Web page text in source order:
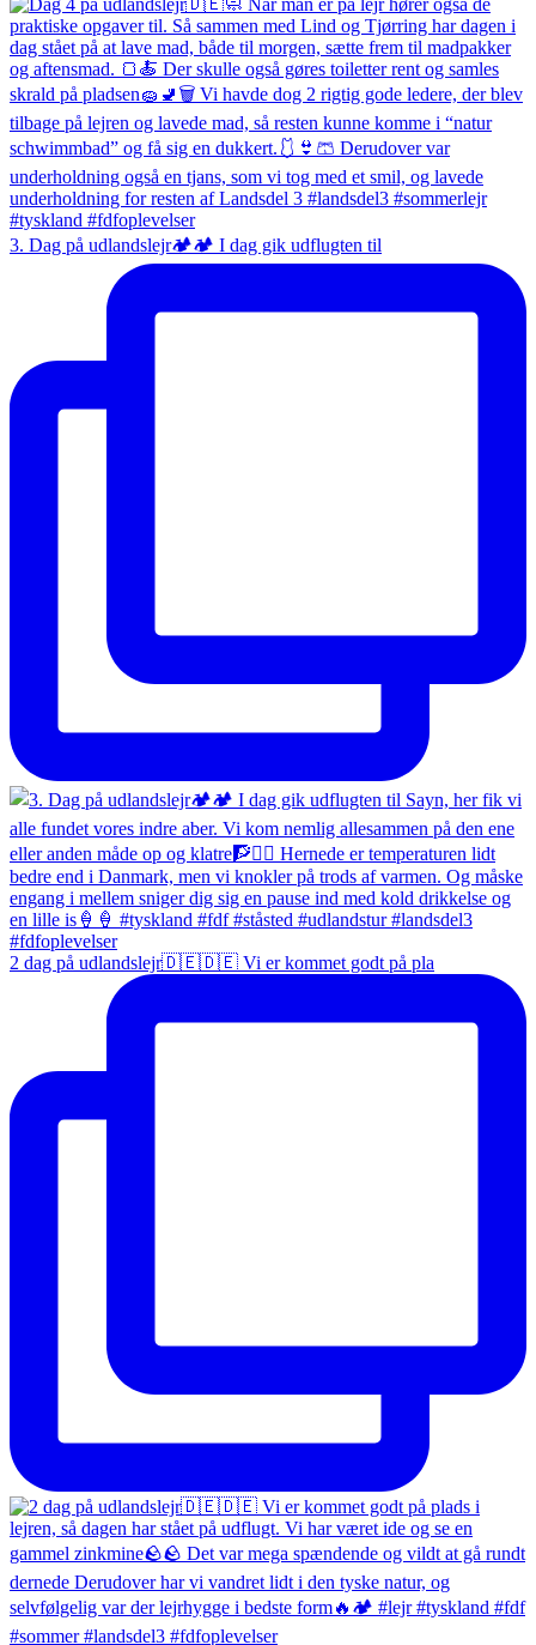
3. Dag på udlandslejr🏕️🏕️ I dag gik udflugten til
2 dag på udlandslejr🇩🇪🇩🇪 Vi er kommet godt på pla